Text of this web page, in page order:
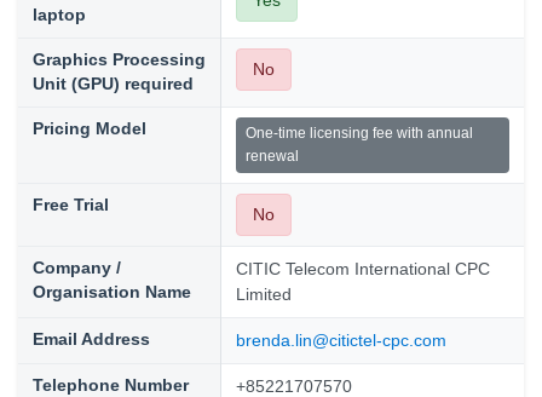
laptop
Graphics Processing
Unit (GPU) required
No
Pricing Model
One-time licensing fee with annual
renewal
Free Trial No
Company /
Organisation Name
CITIC Telecom International CPC
Limited
Email Address brenda.lin@citictel-cpc.com
Telephone Number +85221707570